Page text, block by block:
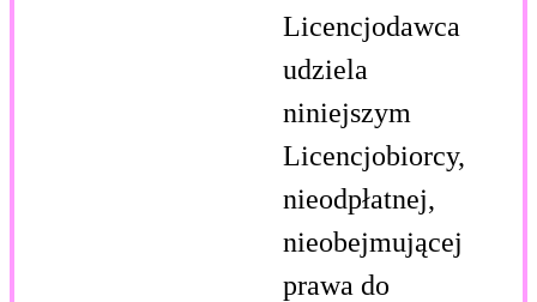
Licencjodawca
udziela
niniejszym
Licencjobiorcy,
nieodpłatnej,
nieobejmującej
prawa do